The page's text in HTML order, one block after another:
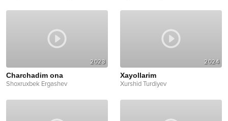
2023
Charchadim ona
Shoxruxbek Ergashev
2024
Xayollarim
Xurshid Turdiyev